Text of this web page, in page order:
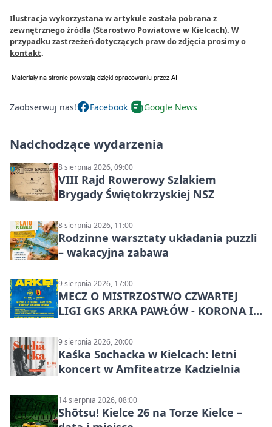
Ilustracja wykorzystana w artykule została pobrana z
zewnętrznego źródła (Starostwo Powiatowe w Kielcach). W
przypadku zastrzeżeń dotyczących praw do zdjęcia prosimy o
kontakt.
Zaobserwuj nas! Facebook Google News
Nadchodzące wydarzenia
8 sierpnia 2026, 09:00
VIII Rajd Rowerowy Szlakiem
Brygady Świętokrzyskiej NSZ
8 sierpnia 2026, 11:00
Rodzinne warsztaty układania puzzli
– wakacyjna zabawa
9 sierpnia 2026, 17:00
MECZ O MISTRZOSTWO CZWARTEJ
LIGI GKS ARKA PAWŁÓW - KORONA III
9 sierpnia 2026, 20:00
Kaśka Sochacka w Kielcach: letni
koncert w Amfiteatrze Kadzielnia
14 sierpnia 2026, 08:00
Shōtsu! Kielce 26 na Torze Kielce –